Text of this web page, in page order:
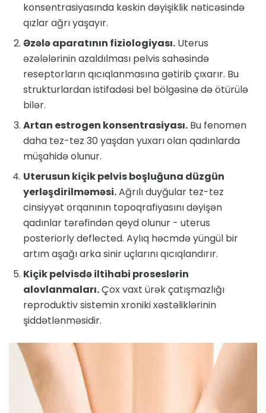
konsentrasiyasında kəskin dəyişiklik nəticəsində
qızlar ağrı yaşayır.
Əzələ aparatının fiziologiyası. Uterus
əzələlərinin azaldılması pelvis sahəsində
reseptorların qıcıqlanmasına gətirib çıxarır. Bu
strukturlardan istifadəsi bel bölgəsinə də ötürülə
bilər.
Artan estrogen konsentrasiyası. Bu fenomen
daha tez-tez 30 yaşdan yuxarı olan qadınlarda
müşahidə olunur.
Uterusun kiçik pelvis boşluğuna düzgün
yerləşdirilməməsi.Ağrılı duyğular tez-tez
cinsiyyət orqanının topoqrafiyasını dəyişən
qadınlar tərəfindən qeyd olunur - uterus
posteriorly deflected. Aylıq həcmdə yüngül bir
artım aşağı arka sinir uçlarını qıcıqlandırır.
Kiçik pelvisdə iltihabi proseslərin
alovlanmaları.Çox vaxt ürək çatışmazlığı
reproduktiv sistemin xroniki xəstəliklərinin
şiddətlənməsidir.